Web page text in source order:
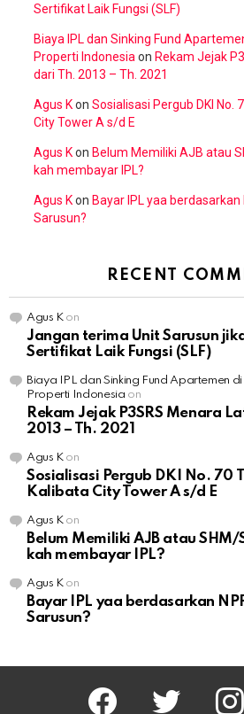
Sertifikat Laik Fungsi (SLF)
Biaya IPL dan Sinking Fund
Properti Indonesia on Rekam Jejak
dari Th. 2013 – Th. 2021
Agus Kon Sosialisasi Pergub DKI No.
City Tower A s/d E
Agus Kon Belum Memiliki AJB atau
kah membayar IPL?
Agus Kon Bayar IPL yaa berdasarkan
Sarusun?
RECENT
Agus Kon
Jangan terima Unit Sarusun
Sertifikat Laik Fungsi (SLF)
Biaya IPL dan Sinking Fund Apartemen
Properti Indonesia on
Rekam Jejak P3SRS Menara
2013 – Th. 2021
Agus Kon
Sosialisasi Pergub DKI No. 70
Kalibata City Tower A s/d E
Agus Kon
Belum Memiliki AJB atau
kah membayar IPL?
Agus Kon
Bayar IPL yaa berdasarkan
Sarusun?
facebook twitter